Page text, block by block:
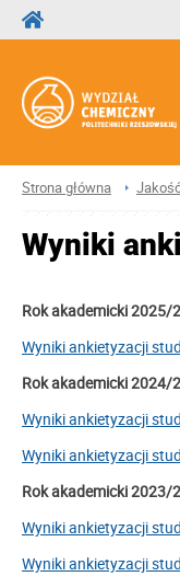
Strona główna
Wyniki
Rok akademicki 2025/
Wyniki ankietyzacji
Rok akademicki 2024/
Wyniki ankietyzacji
Wyniki ankietyzacji
Rok akademicki 2023/
Wyniki ankietyzacji
Wyniki ankietyzacji